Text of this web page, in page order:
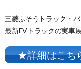
三菱ふそうトラック・
最新EVトラックの実車
★詳細はこち